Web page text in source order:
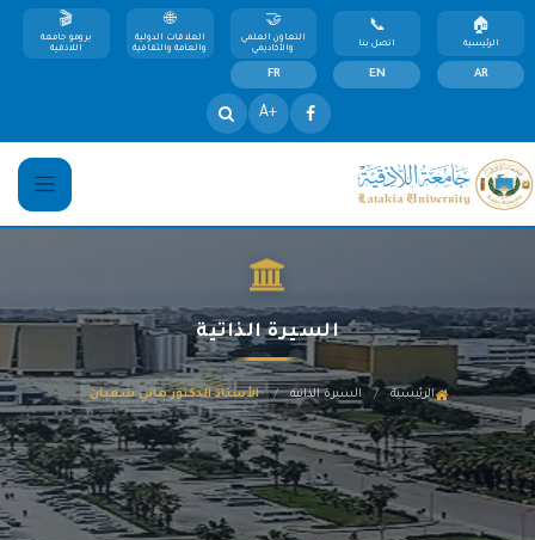
الرئيسية اتصل بنا
التعاون العلمي
والأكاديمي
العلاقات الدولية
والعامة والثقافية
برومو جامعة
اللاذقية
AR
EN
FR
+A
السيرة الذاتية
الرئيسية / السيرة الذاتية / الأستاذ الدكتور هاني شعبان